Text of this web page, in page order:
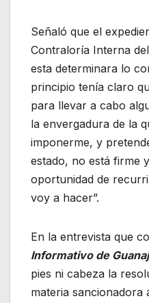
Señaló que el
Contraloría Interna
esta determinara lo
principio tenía claro
para llevar a cabo
la envergadura de la
imponerme, y
estado, no está firme
oportunidad de
voy a hacer”.
En la entrevista que
Informativo de
pies ni cabeza la
materia sancionadora